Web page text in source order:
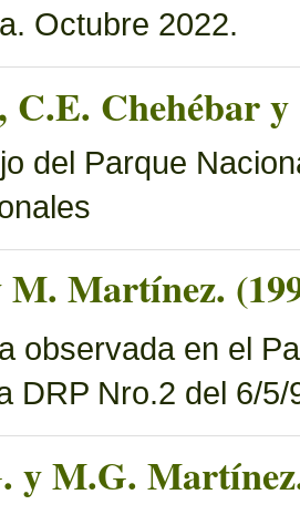
Octubre 2022.
Chehébar
del Parque
Martínez.
observada en el
DRP Nro.2 del 6/5/
y M.G.